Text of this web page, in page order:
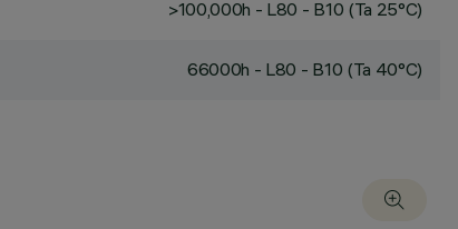
>100,000h - L80 - B10 (Ta 25°C)
66000h - L80 - B10 (Ta 40°C)